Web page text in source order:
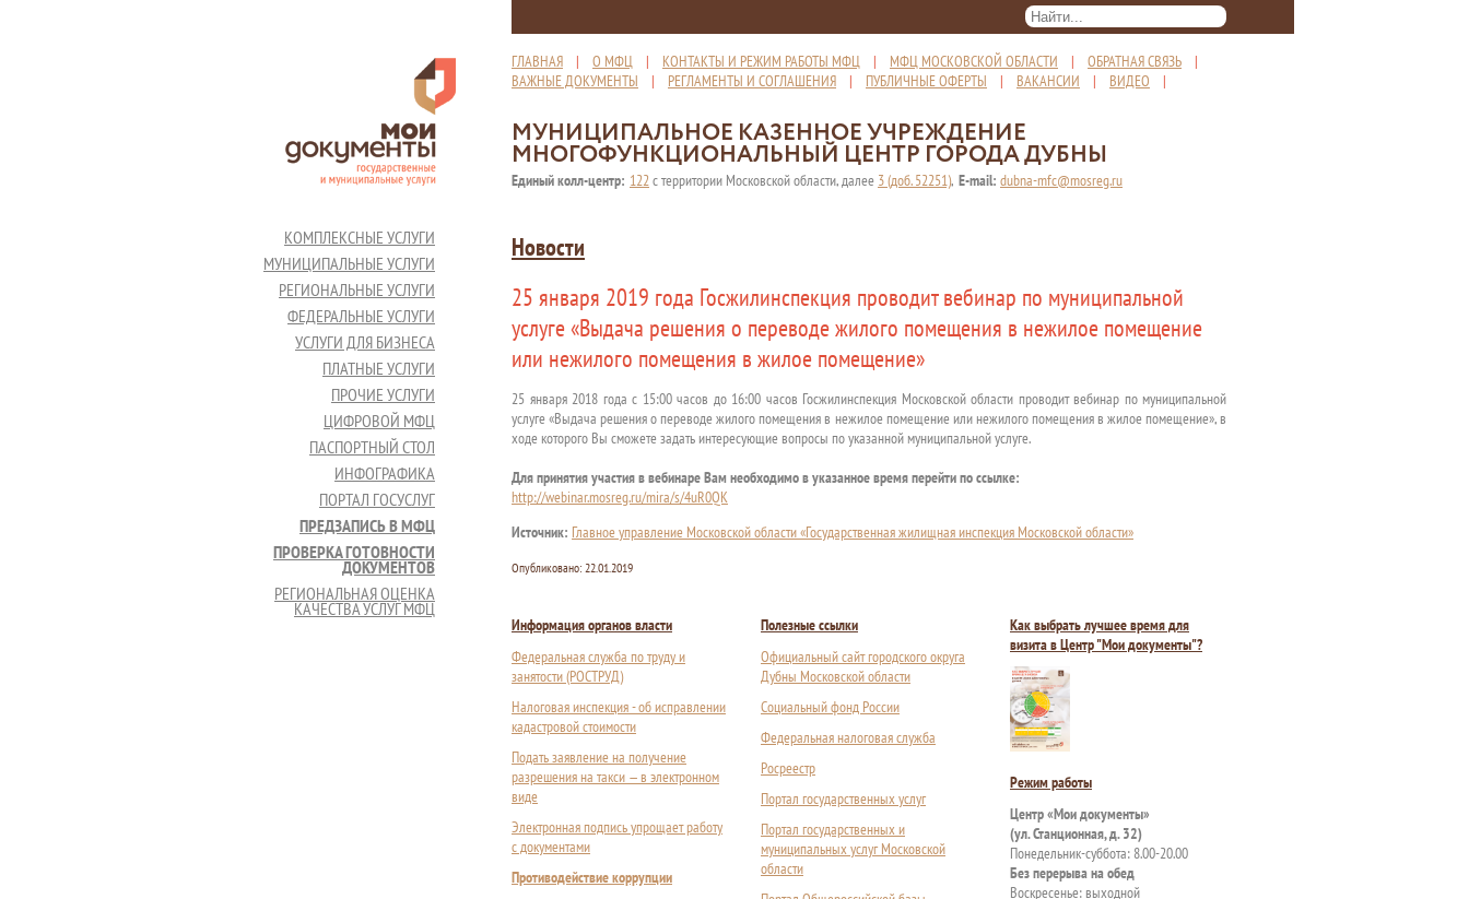
ГЛАВНАЯ | О МФЦ | КОНТАКТЫ И РЕЖИМ РАБОТЫ МФЦ | МФЦ МОСКОВСКОЙ ОБЛАСТИ | ОБРАТНАЯ СВЯЗЬ |
ВАЖНЫЕ ДОКУМЕНТЫ | РЕГЛАМЕНТЫ И СОГЛАШЕНИЯ | ПУБЛИЧНЫЕ ОФЕРТЫ | ВАКАНСИИ | ВИДЕО |
МУНИЦИПАЛЬНОЕ КАЗЕННОЕ УЧРЕЖДЕНИЕ
МНОГОФУНКЦИОНАЛЬНЫЙ ЦЕНТР ГОРОДА ДУБНЫ
Единый колл-центр: 122с территории Московской области, далее 3 (доб. 52251), E-mail: dubna-mfc@mosreg.ru
КОМПЛЕКСНЫЕ УСЛУГИ
МУНИЦИПАЛЬНЫЕ УСЛУГИ
РЕГИОНАЛЬНЫЕ УСЛУГИ
ФЕДЕРАЛЬНЫЕ УСЛУГИ
УСЛУГИ ДЛЯ БИЗНЕСА
ПЛАТНЫЕ УСЛУГИ
ПРОЧИЕ УСЛУГИ
ЦИФРОВОЙ МФЦ
ПАСПОРТНЫЙ СТОЛ
ИНФОГРАФИКА
ПОРТАЛ ГОСУСЛУГ
ПРЕДЗАПИСЬ В МФЦ
ПРОВЕРКА ГОТОВНОСТИ
ДОКУМЕНТОВ
РЕГИОНАЛЬНАЯ ОЦЕНКА
КАЧЕСТВА УСЛУГ МФЦ
Новости
25 января 2019 года Госжилинспекция проводит вебинар по муниципальной
услуге «Выдача решения о переводе жилого помещения в нежилое помещение
или нежилого помещения в жилое помещение»
25 января 2018 года с 15:00 часов до 16:00 часов Госжилинспекция Московской области проводит вебинар по муниципальной
услуге «Выдача решения о переводе жилого помещения в нежилое помещение или нежилого помещения в жилое помещение», в
ходе которого Вы сможете задать интересующие вопросы по указанной муниципальной услуге.
Для принятия участия в вебинаре Вам необходимо в указанное время перейти по ссылке:
http://webinar.mosreg.ru/mira/s/4uR0QK
Источник: Главное управление Московской области «Государственная жилищная инспекция Московской области»
Опубликовано: 22.01.2019
Информация органов власти
Федеральная служба по труду и
занятости (РОСТРУД)
Налоговая инспекция - об исправлении
кадастровой стоимости
Подать заявление на получение
разрешения на такси — в электронном
виде
Электронная подпись упрощает работу
с документами
Противодействие коррупции
Полезные ссылки
Официальный сайт городского округа
Дубны Московской области
Социальный фонд России
Федеральная налоговая служба
Росреестр
Портал государственных услуг
Портал государственных и
муниципальных услуг Московской
области
Как выбрать лучшее время для
визита в Центр "Мои документы"?
Режим работы
Центр «Мои документы»
(ул. Станционная, д. 32)
Понедельник-суббота: 8.00-20.00
Без перерыва на обед
Воскресенье: выходной